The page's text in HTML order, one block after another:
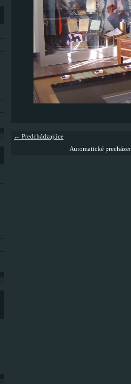
← Predchádzajúce
Automatické